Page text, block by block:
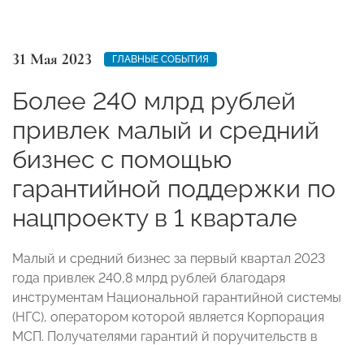
31 Мая 2023 ГЛАВНЫЕ СОБЫТИЯ
Более 240 млрд рублей
привлек малый и средний
бизнес с помощью
гарантийной поддержки по
нацпроекту в 1 квартале
Малый и средний бизнес за первый квартал 2023
года привлек 240,8 млрд рублей благодаря
инструментам Национальной гарантийной системы
(НГС), оператором которой является Корпорация
МСП. Получателями гарантий й поручительств в